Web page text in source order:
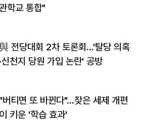
학교 통합"
전당대회 2차 토론회…'탈당 의혹
·신천지 당원 가입 논란' 공방
"버티면 또 바뀐다"…잦은 세제 개편
이 키운 '학습 효과'